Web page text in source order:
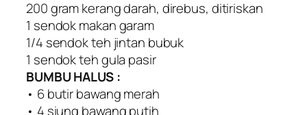
200 gram kerang darah, direbus, ditiriskan
1 sendok makan garam
1/4 sendok teh jintan bubuk
1 sendok teh gula pasir
BUMBU HALUS :
• 6 butir bawang merah
• 4 siung bawang putih